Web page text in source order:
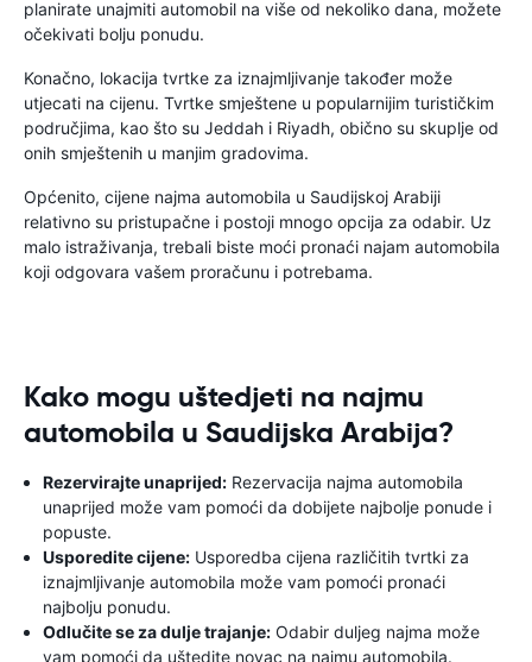
planirate unajmiti automobil na više od nekoliko dana, možete
očekivati ​​bolju ponudu.
Konačno, lokacija tvrtke za iznajmljivanje također može
utjecati na cijenu. Tvrtke smještene u popularnijim turističkim
područjima, kao što su Jeddah i Riyadh, obično su skuplje od
onih smještenih u manjim gradovima.
Općenito, cijene najma automobila u Saudijskoj Arabiji
relativno su pristupačne i postoji mnogo opcija za odabir. Uz
malo istraživanja, trebali biste moći pronaći najam automobila
koji odgovara vašem proračunu i potrebama.
Kako mogu uštedjeti na najmu
automobila u Saudijska Arabija?
Rezervirajte unaprijed: Rezervacija najma automobila
unaprijed može vam pomoći da dobijete najbolje ponude i
popuste.
Usporedite cijene: Usporedba cijena različitih tvrtki za
iznajmljivanje automobila može vam pomoći pronaći
najbolju ponudu.
Odlučite se za dulje trajanje: Odabir duljeg najma može
vam pomoći da uštedite novac na najmu automobila.